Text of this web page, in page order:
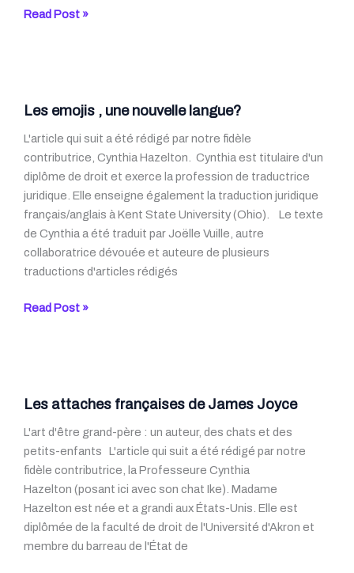
Le
mort
de
Saint-
Exupéry
Read Post »
Les emojis , une nouvelle langue?
L'article qui suit a été rédigé par notre fidèle
contributrice, Cynthia Hazelton. Cynthia est titulaire d'un
diplôme de droit et exerce la profession de traductrice
juridique. Elle enseigne également la traduction juridique
français/anglais à Kent State University (Ohio). Le texte
de Cynthia a été traduit par Joëlle Vuille, autre
collaboratrice dévouée et auteure de plusieurs
traductions d'articles rédigés
Les
langue?
Read Post »
Les attaches françaises de James Joyce
L'art d'être grand-père : un auteur, des chats et des
petits-enfants L'article qui suit a été rédigé par notre
fidèle contributrice, la Professeure Cynthia
Hazelton (posant ici avec son chat Ike). Madame
Hazelton est née et a grandi aux États-Unis. Elle est
diplômée de la faculté de droit de l'Université d'Akron et
membre du barreau de l'État de